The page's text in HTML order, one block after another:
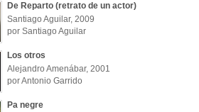
De Reparto (retrato de un actor)
Santiago Aguilar, 2009
por Santiago Aguilar
Los otros
Alejandro Amenábar, 2001
por Antonio Garrido
Pa negre